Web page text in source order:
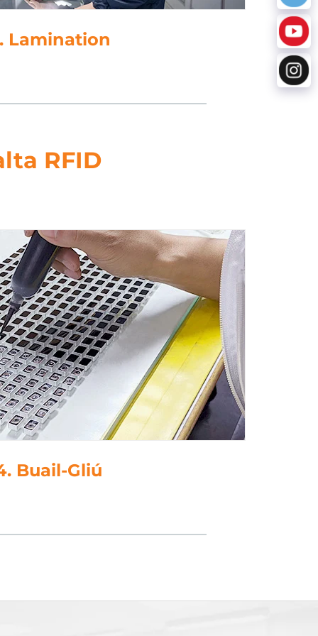
Punching
RFID
Polainnis